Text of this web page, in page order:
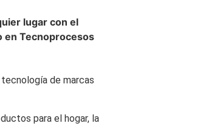
lugar con el
en Tecnoprocesos
de marcas
para el hogar, la